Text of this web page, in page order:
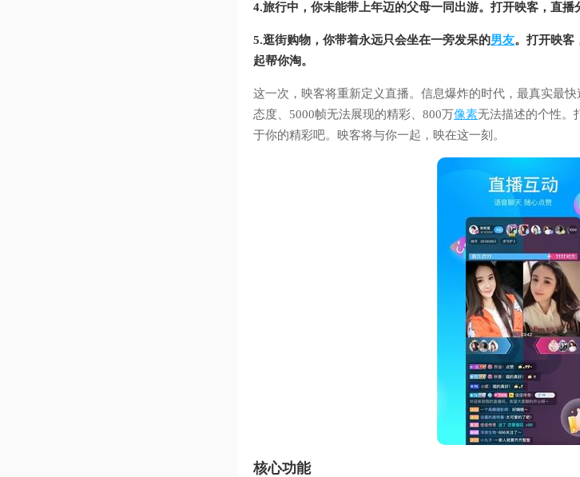
4.旅行中，你未能带上年迈的父母一同出游。打开映客，直播
5.逛街购物，你带着永远只会坐在一旁发呆的男友。打开映客
起帮你淘。
这一次，映客将重新定义直播。信息爆炸的时代，最真实最
态度、5000帧无法展现的精彩、800万像素无法描述的个性。
于你的精彩吧。映客将与你一起，映在这一刻。
核心功能